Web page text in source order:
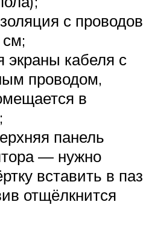
с проводов
экраны кабеля с
проводом,
в
панель
— нужно
вставить в паз
отщёлкнится